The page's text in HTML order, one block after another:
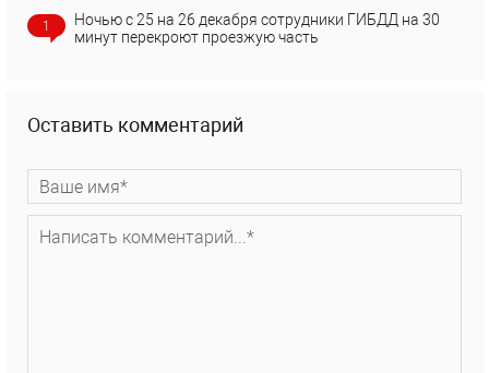
1
Ночью с 25 на 26 декабря сотрудники ГИБДД на 30
минут перекроют проезжую часть
Оставить комментарий